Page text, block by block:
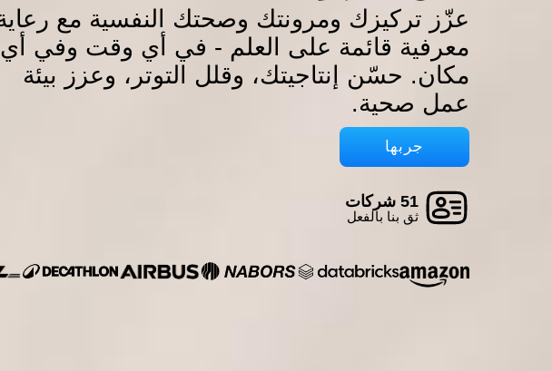
عزّز تركيزك ومرونتك وصحتك النفسية مع
معرفية قائمة على العلم - في أي وقت وفي أي
مكان. حسّن إنتاجيتك، وقلل التوتر، وعزز بيئة
عمل صحية.
جربها
51 شركات
ثق بنا بالفعل